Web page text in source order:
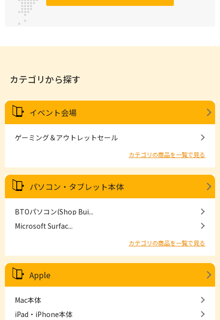
カテゴリから探す
イベント会場
ゲーミング＆アウトレットセール
カテゴリの商品を一覧で見る
パソコン・タブレット本体
BTOパソコン(Shop Bui...
Microsoft Surfac...
カテゴリの商品を一覧で見る
Apple
Mac本体
iPad・iPhone本体